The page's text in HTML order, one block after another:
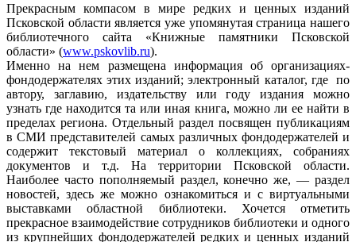
Прекрасным компасом в мире редких и ценных изданий
Псковской области является уже упомянутая страница нашего
библиотечного сайта «Книжные памятники Псковской
области» (www.pskovlib.ru).
Именно на нем размещена информация об организациях-
фондодержателях этих изданий; электронный каталог, где по
автору, заглавию, издательству или году издания можно
узнать где находится та или иная книга, можно ли ее найти в
пределах региона. Отдельный раздел посвящен публикациям
в СМИ представителей самых различных фондодержателей и
содержит текстовый материал о коллекциях, собраниях
документов и т.д. На территории Псковской области.
Наиболее часто пополняемый раздел, конечно же, — раздел
новостей, здесь же можно ознакомиться и с виртуальными
выставками областной библиотеки. Хочется отметить
прекрасное взаимодействие сотрудников библиотеки и одного
из крупнейших фондодержателей редких и ценных изданий